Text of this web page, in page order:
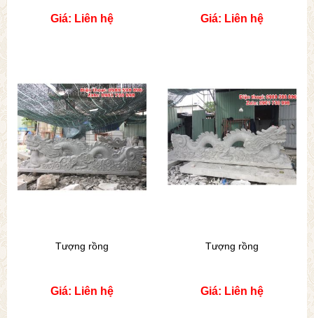
Giá: Liên hệ Giá: Liên hệ
Tượng rồng
Giá: Liên hệ
Tượng rồng
Giá: Liên hệ